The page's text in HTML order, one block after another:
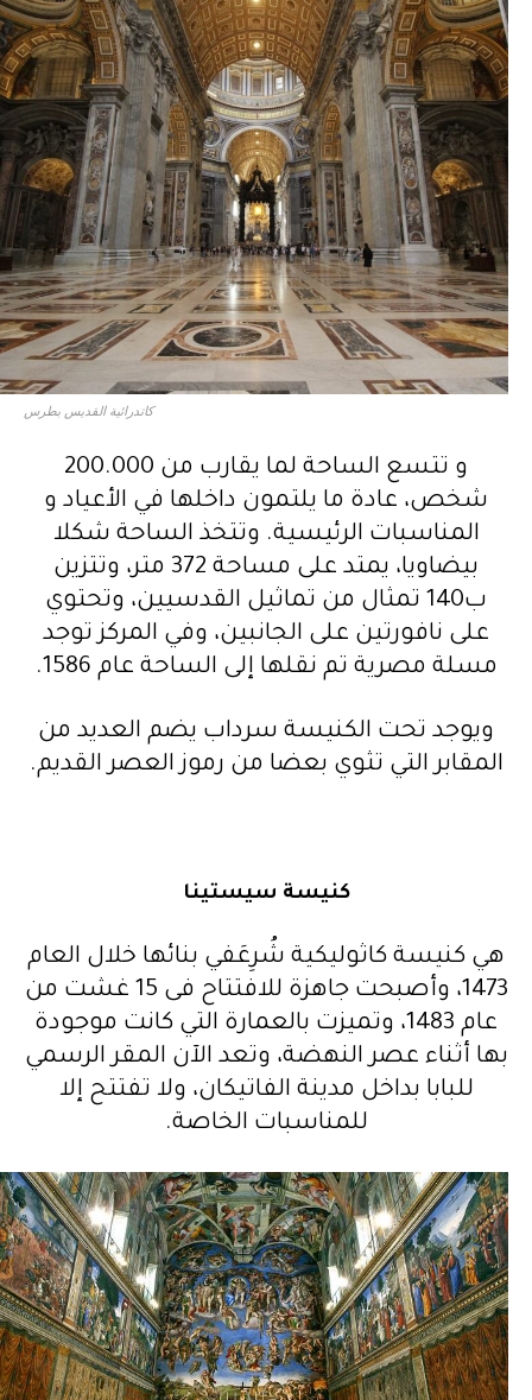
كاتدرائية القديس بطرس
و تتسع الساحة لما يقارب من 200.000
شخص، عادة ما يلتمون داخلها في الأعياد و
المناسبات الرئيسية. وتتخذ الساحة شكلا
بيضاويا، يمتد على مساحة 372 متر، وتتزين
ب140 تمثال من تماثيل القدسيين، وتحتوي
على نافورتين على الجانبين، وفي المركز توجد
مسلة مصرية تم نقلها إلى الساحة عام 1586.
ويوجد تحت الكنيسة سرداب يضم العديد من
المقابر التي تثوي بعضا من رموز العصر القديم.
كنيسة سيستينا
هي كنيسة كاثوليكية شُرِعَفي بنائها خلال العام
1473، وأصبحت جاهزة للافتتاح فى 15 غشت من
عام 1483، وتميزت بالعمارة التي كانت موجودة
بها أثناء عصر النهضة، وتعد الآن المقر الرسمي
للبابا بداخل مدينة الفاتيكان، ولا تفتتح إلا
للمناسبات الخاصة.